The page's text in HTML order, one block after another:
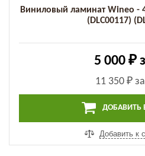
Виниловый ламинат Wineo -
(DLC00117)
5 000 ₽
11 350 ₽за
ДОБАВИТЬ
Добавить к